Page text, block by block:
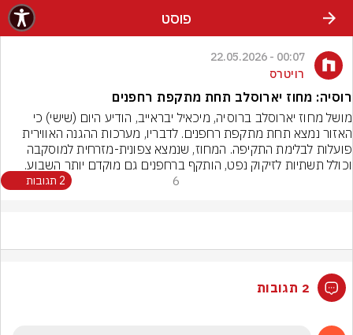
פוסט
00:07 - 22.05.2026
רויטרס
רוסיה: מחוז יארוסלב תחת מתקפת רחפנים
האזור נמצא תחת מתקפת רחפנים. לדבריו, מערכות ההגנה האווירית
וכולל תשתיות לזיקוק נפט, הותקף ברחפנים גם מוקדם יותר השבוע.
6 2 תגובות
2 תגובות